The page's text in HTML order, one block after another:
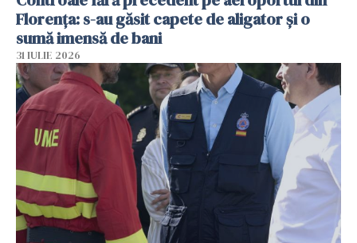
Florența: s-au găsit capete de aligator și o
sumă imensă de bani
31 IULIE 2026